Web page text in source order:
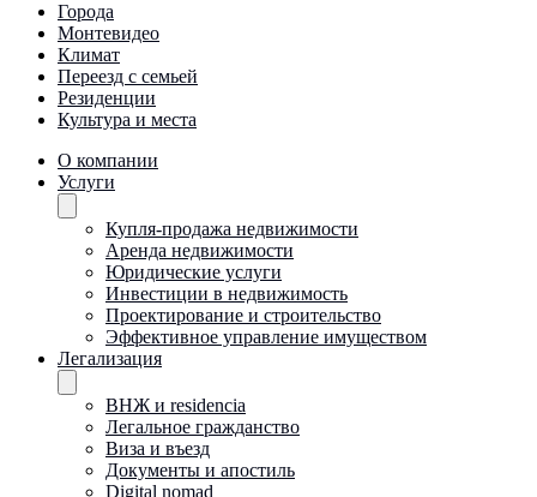
Города
Монтевидео
Климат
Переезд с семьей
Резиденции
Культура и места
О компании
Услуги
Купля-продажа недвижимости
Аренда недвижимости
Юридические услуги
Инвестиции в недвижимость
Проектирование и строительство
Эффективное управление имуществом
Легализация
ВНЖ и residencia
Легальное гражданство
Виза и въезд
Документы и апостиль
Digital nomad